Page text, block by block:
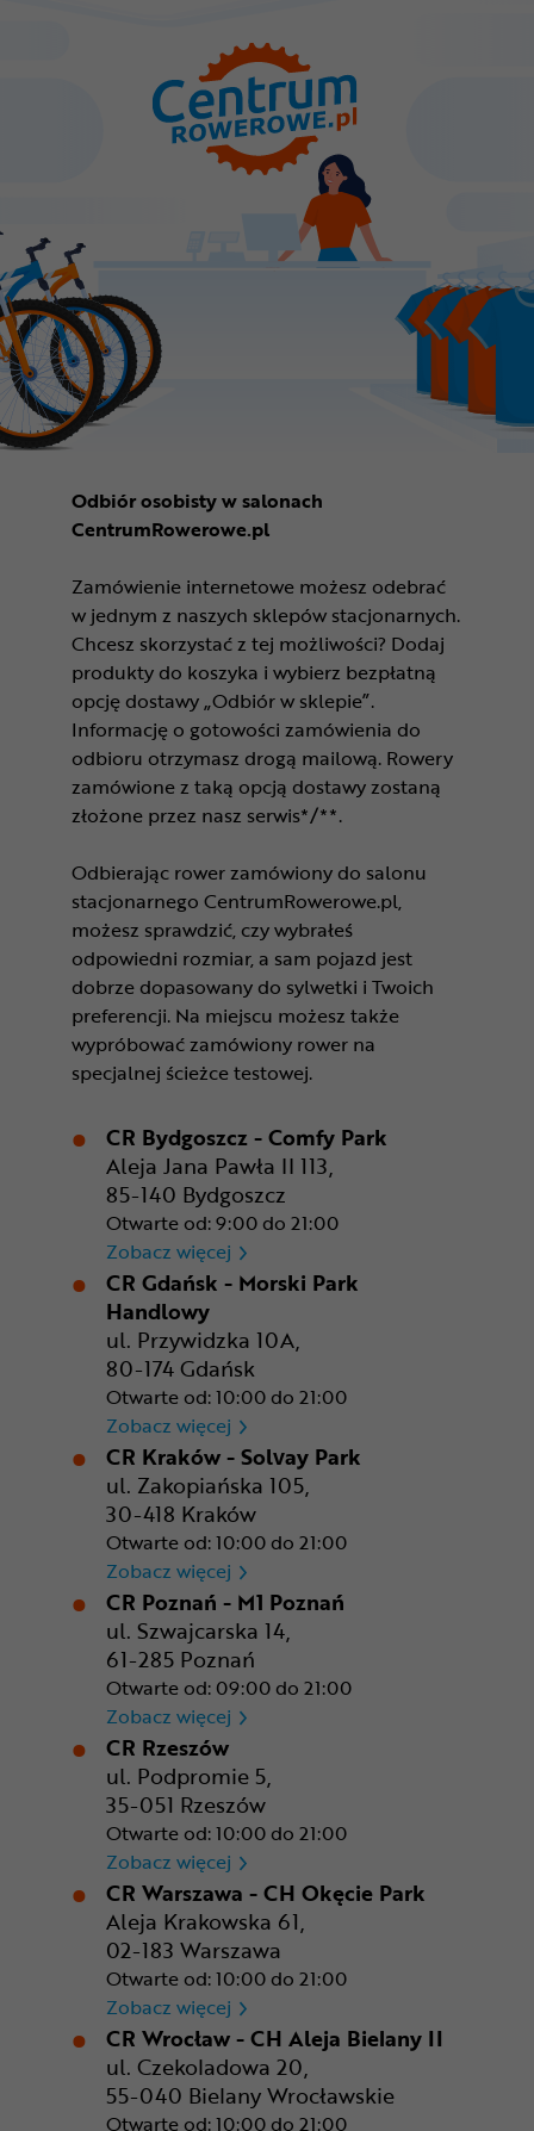
Odbiór osobisty w salonach
CentrumRowerowe.pl
Zamówienie internetowe możesz odebrać
w jednym z naszych sklepów stacjonarnych.
Chcesz skorzystać z tej możliwości? Dodaj
produkty do koszyka i wybierz bezpłatną
opcję dostawy „Odbiór w sklepie”.
Informację o gotowości zamówienia do
odbioru otrzymasz drogą mailową. Rowery
zamówione z taką opcją dostawy zostaną
złożone przez nasz serwis*/**.
Odbierając rower zamówiony do salonu
stacjonarnego CentrumRowerowe.pl,
możesz sprawdzić, czy wybrałeś
odpowiedni rozmiar, a sam pojazd jest
dobrze dopasowany do sylwetki i Twoich
preferencji. Na miejscu możesz także
wypróbować zamówiony rower na
specjalnej ścieżce testowej.
CR Bydgoszcz - Comfy Park
Aleja Jana Pawła II 113,
85-140 Bydgoszcz
Otwarte od: 9:00 do 21:00
Zobacz więcej CR Bydgoszcz - Comfy Park
CR Gdańsk - Morski Park
Handlowy
ul. Przywidzka 10A,
80-174 Gdańsk
Otwarte od: 10:00 do 21:00
Zobacz więcej CR Gdańsk - Morski Park
CR Kraków - Solvay Park
ul. Zakopiańska 105,
30-418 Kraków
Otwarte od: 10:00 do 21:00
Zobacz więcej CR Kraków - Solvay Park
CR Poznań - M1 Poznań
ul. Szwajcarska 14,
61-285 Poznań
Otwarte od: 09:00 do 21:00
Zobacz więcej CR Poznań - M1 Poznań
CR Rzeszów
ul. Podpromie 5,
35-051 Rzeszów
Otwarte od: 10:00 do 21:00
Zobacz więcej CR Rzeszów
CR Warszawa - CH Okęcie Park
Aleja Krakowska 61,
02-183 Warszawa
Otwarte od: 10:00 do 21:00
Zobacz więcej CR Warszawa - CH Okęcie
CR Wrocław - CH Aleja Bielany II
ul. Czekoladowa 20,
55-040 Bielany Wrocławskie
Otwarte od: 10:00 do 21:00